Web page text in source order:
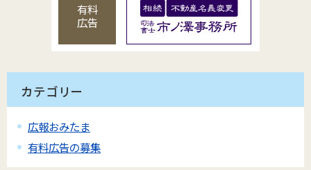
有料
広告
カテゴリー
広報おみたま
有料広告の募集